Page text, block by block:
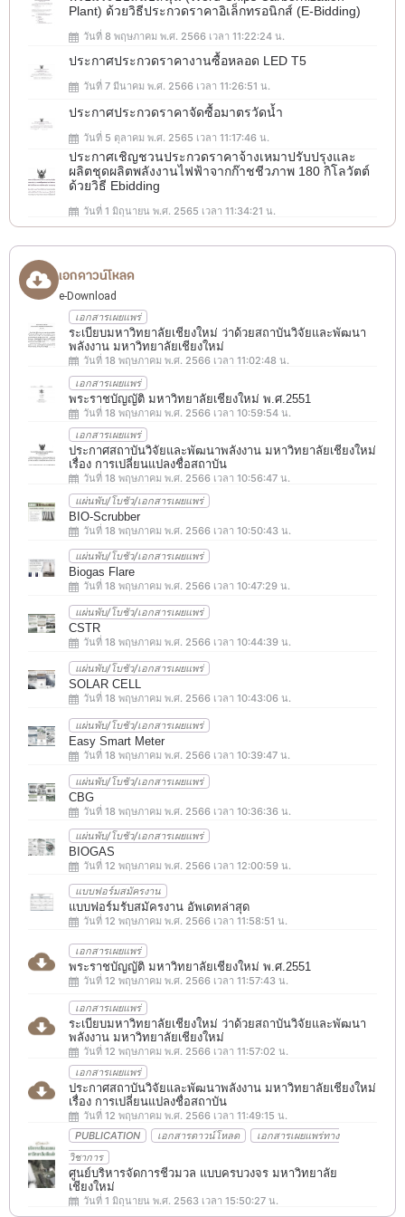
Plant) ด้วยวิธีประกวดราคาอิเล็กทรอนิกส์ (e-Bidding)
วันที่ 8 พฤษภาคม พ.ศ. 2566 เวลา 11:22:24 น.
ประกาศประกวดราคางานซื้อหลอด LED T5
วันที่ 7 มีนาคม พ.ศ. 2566 เวลา 11:26:51 น.
ประกาศประกวดราคาจัดซื้อมาตรวัดน้ำ
วันที่ 5 ตุลาคม พ.ศ. 2565 เวลา 11:17:46 น.
ประกาศเชิญชวนประกวดราคาจ้างเหมาปรับปรุงและ
ผลิตชุดผลิตพลังงานไฟฟ้าจากก๊าชชีวภาพ 180 กิโลวัตต์
ด้วยวิธี Ebidding
วันที่ 1 มิถุนายน พ.ศ. 2565 เวลา 11:34:21 น.
เอกดาวน์โหลด
e-Download
เอกสารเผยแพร่
ระเบียบมหาวิทยาลัยเชียงใหม่ ว่าด้วยสถาบันวิจัยและพัฒนา
พลังงาน มหาวิทยาลัยเชียงใหม่
วันที่ 18 พฤษภาคม พ.ศ. 2566 เวลา 11:02:48 น.
เอกสารเผยแพร่
พระราชบัญญัติ มหาวิทยาลัยเชียงใหม่ พ.ศ.2551
วันที่ 18 พฤษภาคม พ.ศ. 2566 เวลา 10:59:54 น.
เอกสารเผยแพร่
ประกาศสถาบันวิจัยและพัฒนาพลังงาน มหาวิทยาลัยเชียงใหม่
เรื่อง การเปลี่ยนแปลงชื่อสถาบัน
วันที่ 18 พฤษภาคม พ.ศ. 2566 เวลา 10:56:47 น.
แผ่นพับ/โบชัว/เอกสารเผยแพร่
BIO-Scrubber
วันที่ 18 พฤษภาคม พ.ศ. 2566 เวลา 10:50:43 น.
แผ่นพับ/โบชัว/เอกสารเผยแพร่
Biogas Flare
วันที่ 18 พฤษภาคม พ.ศ. 2566 เวลา 10:47:29 น.
แผ่นพับ/โบชัว/เอกสารเผยแพร่
CSTR
วันที่ 18 พฤษภาคม พ.ศ. 2566 เวลา 10:44:39 น.
แผ่นพับ/โบชัว/เอกสารเผยแพร่
SOLAR CELL
วันที่ 18 พฤษภาคม พ.ศ. 2566 เวลา 10:43:06 น.
แผ่นพับ/โบชัว/เอกสารเผยแพร่
Easy Smart Meter
วันที่ 18 พฤษภาคม พ.ศ. 2566 เวลา 10:39:47 น.
แผ่นพับ/โบชัว/เอกสารเผยแพร่
CBG
วันที่ 18 พฤษภาคม พ.ศ. 2566 เวลา 10:36:36 น.
แผ่นพับ/โบชัว/เอกสารเผยแพร่
BIOGAS
วันที่ 12 พฤษภาคม พ.ศ. 2566 เวลา 12:00:59 น.
แบบฟอร์มสมัครงาน
แบบฟอร์มรับสมัครงาน อัพเดทล่าสุด
วันที่ 12 พฤษภาคม พ.ศ. 2566 เวลา 11:58:51 น.
เอกสารเผยแพร่
พระราชบัญญัติ มหาวิทยาลัยเชียงใหม่ พ.ศ.2551
วันที่ 12 พฤษภาคม พ.ศ. 2566 เวลา 11:57:43 น.
เอกสารเผยแพร่
ระเบียบมหาวิทยาลัยเชียงใหม่ ว่าด้วยสถาบันวิจัยและพัฒนา
พลังงาน มหาวิทยาลัยเชียงใหม่
วันที่ 12 พฤษภาคม พ.ศ. 2566 เวลา 11:57:02 น.
เอกสารเผยแพร่
ประกาศสถาบันวิจัยและพัฒนาพลังงาน มหาวิทยาลัยเชียงใหม่
เรื่อง การเปลี่ยนแปลงชื่อสถาบัน
วันที่ 12 พฤษภาคม พ.ศ. 2566 เวลา 11:49:15 น.
PUBLICATION
เอกสารดาวน์โหลด
เอกสารเผยแพร่ทาง
วิชาการ
ศูนย์บริหารจัดการชีวมวล แบบครบวงจร มหาวิทยาลัย
เชียงใหม่
วันที่ 1 มิถุนายน พ.ศ. 2563 เวลา 15:50:27 น.